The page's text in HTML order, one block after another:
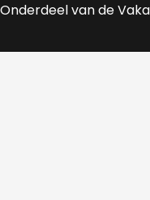
Onderdeel van de